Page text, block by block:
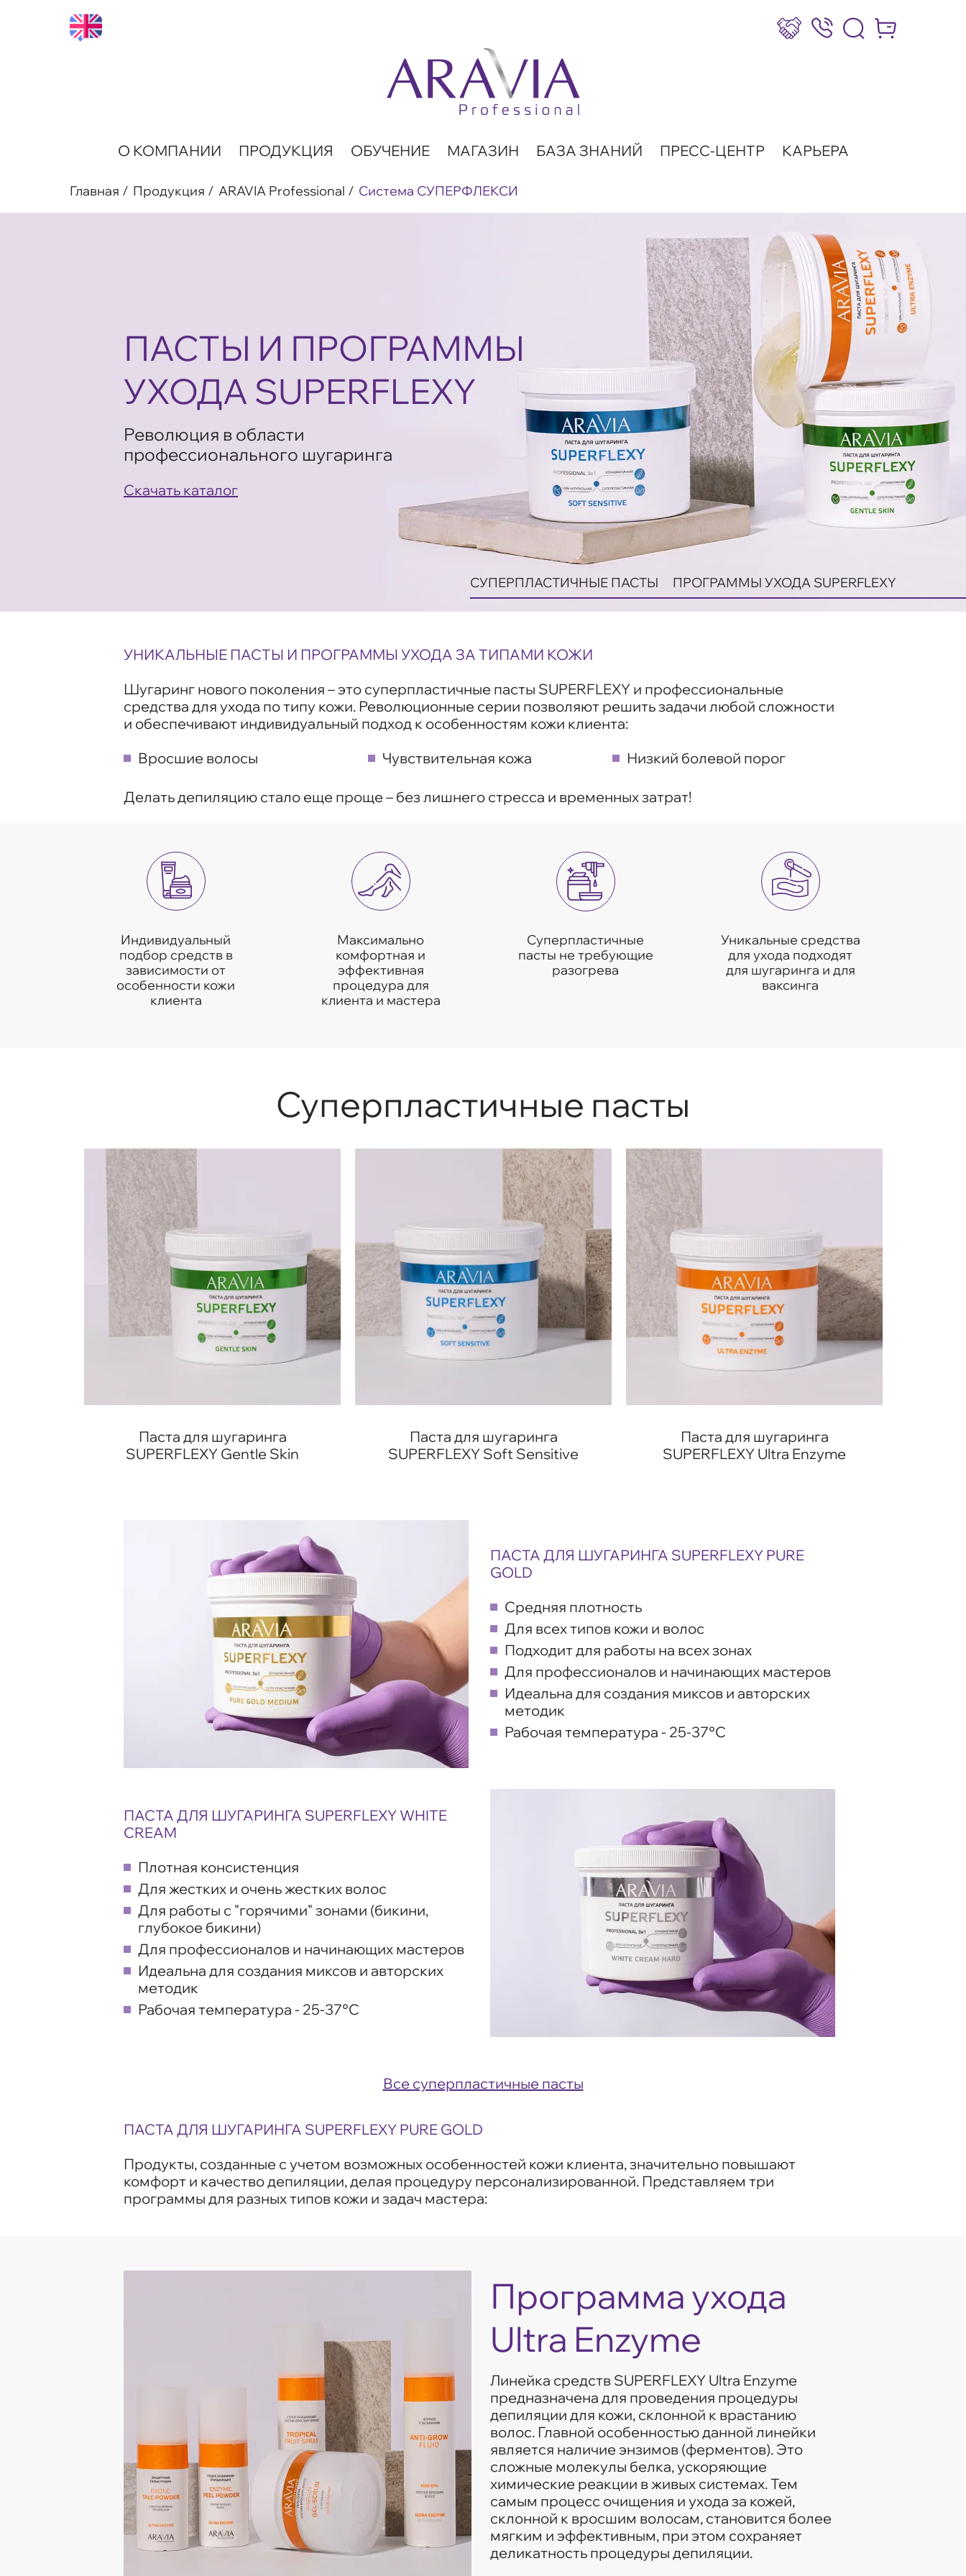
Сотрудничество
8 (800) 777-17-39
Интернет-
О КОМПАНИИ ПРОДУКЦИЯ ОБУЧЕНИЕ МАГАЗИН БАЗА ЗНАНИЙ ПРЕСС-ЦЕНТР КАРЬЕРА
Главная Продукция ARAVIA Professional Система СУПЕРФЛЕКСИ
ПАСТЫ И ПРОГРАММЫ
УХОДА SUPERFLEXY
Революция в области
профессионального шугаринга
Скачать каталог
СУПЕРПЛАСТИЧНЫЕ ПАСТЫ ПРОГРАММЫ УХОДА SUPERFLEXY
УНИКАЛЬНЫЕ ПАСТЫ И ПРОГРАММЫ УХОДА ЗА ТИПАМИ КОЖИ
Шугаринг нового поколения – это суперпластичные пасты SUPERFLEXY и профессиональные
средства для ухода по типу кожи. Революционные серии позволяют решить задачи любой сложности
и обеспечивают индивидуальный подход к особенностям кожи клиента:
Вросшие волосы
Чувствительная кожа Низкий болевой порог
Делать депиляцию стало еще проще – без лишнего стресса и временных затрат!
Индивидуальный
подбор средств в
зависимости от
особенности кожи
клиента
Максимально
комфортная и
эффективная
процедура для
клиента и мастера
Суперпластичные
пасты не требующие
разогрева
Уникальные средства
для ухода подходят
для шугаринга и для
ваксинга
Суперпластичные пасты
Паста для шугаринга
SUPERFLEXY Gentle Skin
Паста для шугаринга
SUPERFLEXY Soft Sensitive
Паста для шугаринга
SUPERFLEXY Ultra Enzyme
ПАСТА ДЛЯ ШУГАРИНГА SUPERFLEXY PURE
GOLD
Средняя плотность
Для всех типов кожи и волос
Подходит для работы на всех зонах
Для профессионалов и начинающих мастеров
Идеальна для создания миксов и авторских
методик
Рабочая температура - 25-37°С
ПАСТА ДЛЯ ШУГАРИНГА SUPERFLEXY WHITE
CREAM
Плотная консистенция
Для жестких и очень жестких волос
Для работы с "горячими" зонами (бикини,
глубокое бикини)
Для профессионалов и начинающих мастеров
Идеальна для создания миксов и авторских
методик
Рабочая температура - 25-37°С
Все суперпластичные пасты
ПАСТА ДЛЯ ШУГАРИНГА SUPERFLEXY PURE GOLD
Продукты, созданные с учетом возможных особенностей кожи клиента, значительно повышают
комфорт и качество депиляции, делая процедуру персонализированной. Представляем три
программы для разных типов кожи и задач мастера:
Программа ухода
Ultra Enzyme
Линейка средств SUPERFLEXY Ultra Enzyme
предназначена для проведения процедуры
депиляции для кожи, склонной к врастанию
волос. Главной особенностью данной линейки
является наличие энзимов (ферментов). Это
сложные молекулы белка, ускоряющие
химические реакции в живых системах. Тем
самым процесс очищения и ухода за кожей,
склонной к вросшим волосам, становится более
мягким и эффективным, при этом сохраняет
деликатность процедуры депиляции.